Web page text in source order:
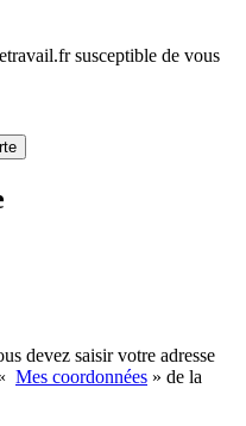
susceptible de vous
devez saisir votre adresse
Mes coordonnées » de la